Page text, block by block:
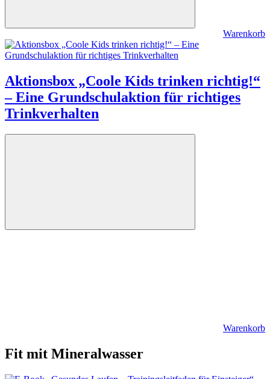
Warenkorb
Aktionsbox „Coole Kids trinken richtig!“
– Eine Grundschulaktion für richtiges
Trinkverhalten
Warenkorb
Fit mit Mineralwasser